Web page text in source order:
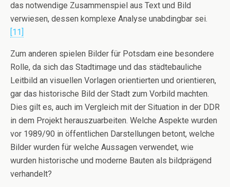
das notwendige Zusammenspiel aus Text und Bild
verwiesen, dessen komplexe Analyse unabdingbar sei.
[11]
Zum anderen spielen Bilder für Potsdam eine besondere
Rolle, da sich das Stadtimage und das städtebauliche
Leitbild an visuellen Vorlagen orientierten und orientieren,
gar das historische Bild der Stadt zum Vorbild machten.
Dies gilt es, auch im Vergleich mit der Situation in der DDR
in dem Projekt herauszuarbeiten. Welche Aspekte wurden
vor 1989/90 in öffentlichen Darstellungen betont, welche
Bilder wurden für welche Aussagen verwendet, wie
wurden historische und moderne Bauten als bildprägend
verhandelt?